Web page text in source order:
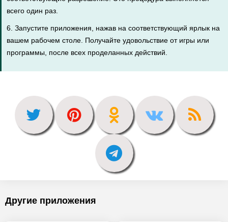
всего один раз.
6. Запустите приложения, нажав на соответствующий ярлык на
вашем рабочем столе. Получайте удовольствие от игры или
программы, после всех проделанных действий.
Другие приложения